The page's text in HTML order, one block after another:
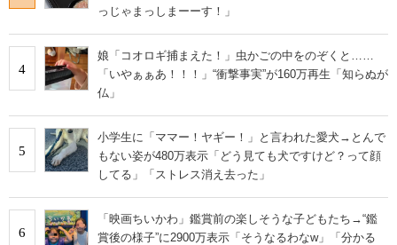
っじゃまっしまーーす！」
4
娘「コオロギ捕まえた！」虫かごの中をのぞくと……
「いやぁぁあ！！！」“衝撃事実”が160万再生「知らぬが
仏」
5
小学生に「ママー！ヤギー！」と言われた愛犬→とんで
もない姿が480万表示「どう見ても犬ですけど？って顔
してる」「ストレス消え去った」
6
「映画ちいかわ」鑑賞前の楽しそうな子どもたち→“鑑
賞後の様子”に2900万表示「そうなるわなw」「分かる